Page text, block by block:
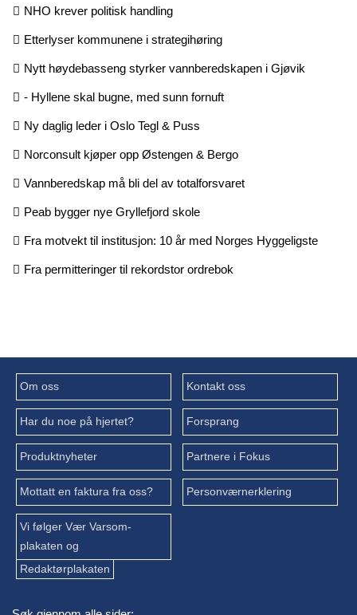
NHO krever politisk handling
Etterlyser kommunene i strategihøring
Nytt høydebasseng styrker vannberedskapen i Gjøvik
- Hyllene skal bugne, med sunn fornuft
Ny daglig leder i Oslo Tegl & Puss
Norconsult kjøper opp Østengen & Bergo
Vannberedskap må bli del av totalforsvaret
Peab bygger nye Gryllefjord skole
Fra motvekt til institusjon: 10 år med Norges Hyggeligste
Fra permitteringer til rekordstor ordrebok
Om oss Kontakt oss
Har du noe på hjertet? Forsprang
Produktnyheter Partnere i Fokus
Mottatt en faktura fra oss? Personværnerklering
Vi følger Vær Varsom-
plakaten og
Redaktørplakaten